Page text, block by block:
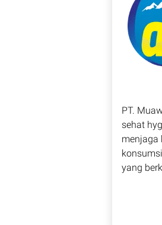
PT.
sehat
menjaga
yang